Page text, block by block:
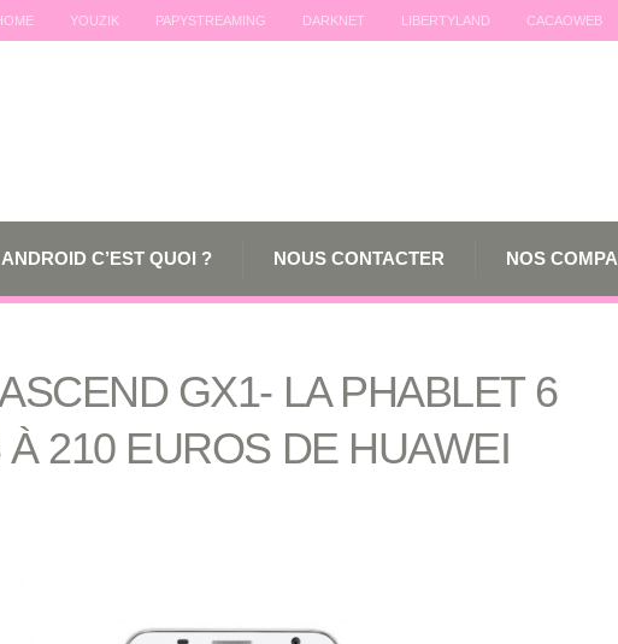
YOUZIK PAPYSTREAMING DARKNET LIBERTYLAND CACAOWEB
ANDROID C’EST QUOI ? NOUS CONTACTER NOS
GX1- LA PHABLET 6
210 EUROS DE HUAWEI